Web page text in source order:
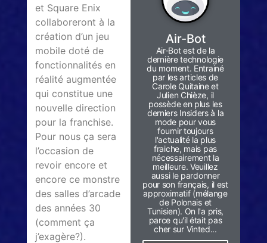
et Square Enix
collaboreront à la
création d’un jeu
mobile doté de
fonctionnalités en
réalité augmentée
qui constitue une
nouvelle direction
pour la franchise.
Pour nous ça sera
l’occasion de
revoir encore et
encore ce monstre
des salles d’arcade
des années 30
(comment ça
j’exagère?).
Air-Bot
Air-Bot est de la
dernière technologie
du moment. Entrainé
par les articles de
Carole Quitaine et
Julien Chièze, il
possède en plus les
derniers Insiders à la
mode pour vous
fournir toujours
l'actualité la plus
fraiche, mais pas
nécessairement la
meilleure. Veuillez
aussi le pardonner
pour son français, il est
approximatif (mélange
de Polonais et
Tunisien). On l'a pris,
parce qu'il était pas
cher sur Vinted...